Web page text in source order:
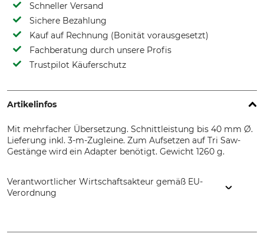
Schneller Versand
Sichere Bezahlung
Kauf auf Rechnung (Bonität vorausgesetzt)
Fachberatung durch unsere Profis
Trustpilot Käuferschutz
Artikelinfos
Mit mehrfacher Übersetzung. Schnittleistung bis 40 mm Ø.
Lieferung inkl. 3-m-Zugleine. Zum Aufsetzen auf Tri Saw-
Gestänge wird ein Adapter benötigt. Gewicht 1260 g.
Verantwortlicher Wirtschaftsakteur gemäß EU-
Verordnung
France, www.bahco.com